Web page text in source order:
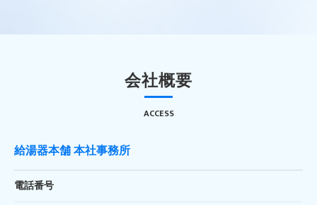
会社概要
ACCESS
給湯器本舗 本社事務所
電話番号